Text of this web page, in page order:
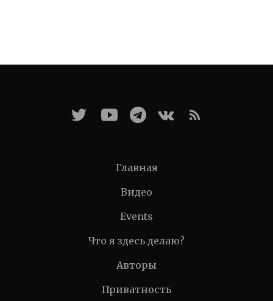
Главная
Видео
Events
Что я здесь делаю?
Авторы
Приватность